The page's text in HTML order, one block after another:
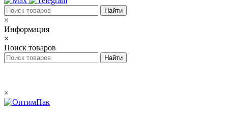
×
Информация
×
Поиск товаров
×